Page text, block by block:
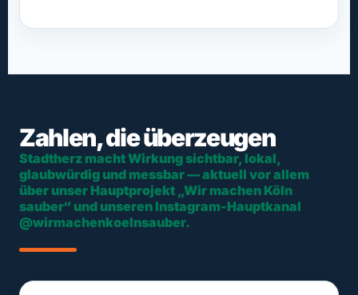
Zahlen, die überzeugen
Stadtherz macht Wirkung sichtbar, lokal,
glaubwürdig und messbar — aktuell vor allem
über unser Hauptprojekt „Wir machen Köln
sauber“ und unseren Instagram-Hauptkanal
@wirmachenkoelnsauber.